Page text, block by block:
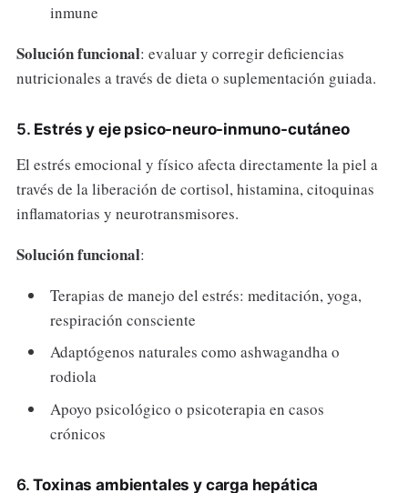
inmune
Solución funcional: evaluar y corregir deficiencias
nutricionales a través de dieta o suplementación guiada.
5. Estrés y eje psico-neuro-inmuno-cutáneo
El estrés emocional y físico afecta directamente la piel a
través de la liberación de cortisol, histamina, citoquinas
inflamatorias y neurotransmisores.
Solución funcional:
Terapias de manejo del estrés: meditación, yoga,
respiración consciente
Adaptógenos naturales como ashwagandha o
rodiola
Apoyo psicológico o psicoterapia en casos
crónicos
6.Toxinas ambientales y carga hepática